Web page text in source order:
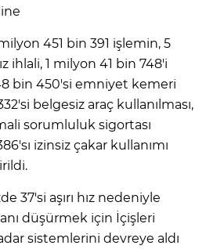
451 bin 391 işlemin, 5
ihlali, 1 milyon 41 bin 748'i
bin 450'si emniyet kemeri
belgesiz araç kullanılması,
sorumluluk sigortası
izinsiz çakar kullanımı
37'si aşırı hız nedeniyle
düşürmek için İçişleri
sistemlerini devreye aldı